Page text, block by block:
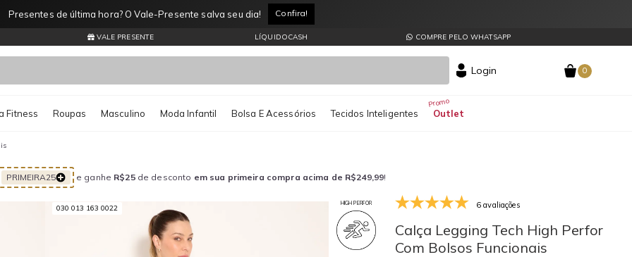
Presentes de última hora? O Vale-Presente salva seu dia! Confira!
VALE PRESENTE LÍQUIDOCASH COMPRE PELO WHATSAPP
Login 0
Bolsa E Acessórios
Masculino Moda Infantil
Roupas
Fitness Outlet
Tecidos Inteligentes
PRIMEIRA25 e ganhe R$25de desconto em sua primeira compra acima de R$249,99!
030 013 163 0022 030 013 163 0022 6 avaliações
HIGH PERFOR
Calça Legging Tech High Perfor
Com Bolsos Funcionais